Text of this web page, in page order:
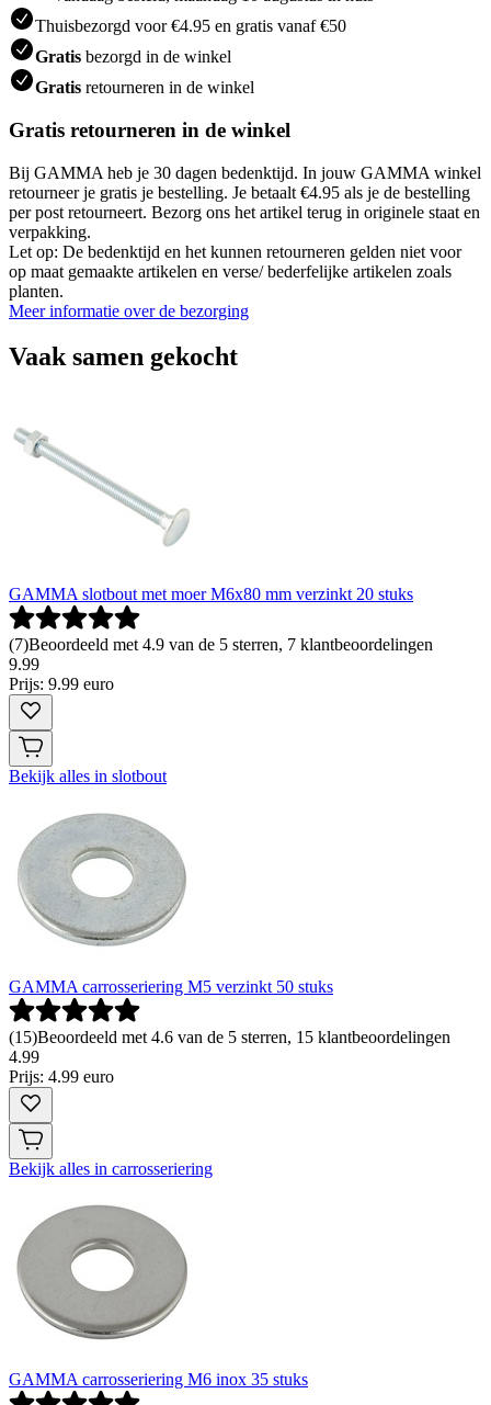
Thuisbezorgd voor €4.95 en gratis vanaf €50
Gratis bezorgd in de winkel
Gratis retourneren in de winkel
Gratis retourneren in de winkel
Bij GAMMA heb je 30 dagen bedenktijd. In jouw GAMMA winkel
retourneer je gratis je bestelling. Je betaalt €4.95 als je de bestelling
per post retourneert. Bezorg ons het artikel terug in originele staat en
verpakking.
Let op: De bedenktijd en het kunnen retourneren gelden niet voor
op maat gemaakte artikelen en verse/ bederfelijke artikelen zoals
planten.
Meer informatie over de bezorging
Vaak samen gekocht
GAMMA slotbout met moer M6x80 mm verzinkt 20 stuks
(7)Beoordeeld met 4.9 van de 5 sterren, 7 klantbeoordelingen
9.99
Prijs: 9.99 euro
Bekijk alles in slotbout
GAMMA carrosseriering M5 verzinkt 50 stuks
(15)Beoordeeld met 4.6 van de 5 sterren, 15 klantbeoordelingen
4.99
Prijs: 4.99 euro
Bekijk alles in carrosseriering
GAMMA carrosseriering M6 inox 35 stuks